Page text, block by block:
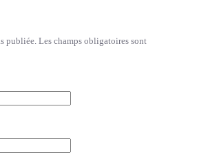
publiée. Les champs obligatoires sont